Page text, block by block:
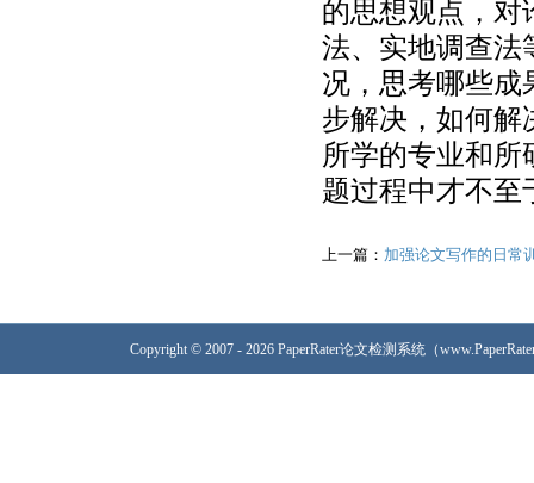
的思想观点，对
法、实地调查法
况，思考哪些成
步解决，如何解
所学的专业和
题过程中才不至
上一篇： 加强论文写作的日常
Copyright © 2007 - 2026 PaperRater论文检测系统（